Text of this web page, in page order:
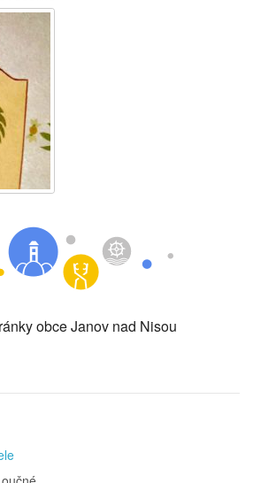
obce Janov nad Nisou